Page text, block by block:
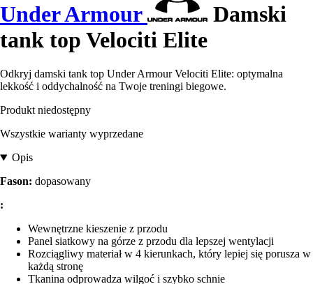
Under Armour
Damski
tank top Velociti Elite
Odkryj damski tank top Under Armour Velociti Elite: optymalna
lekkość i oddychalność na Twoje treningi biegowe.
Produkt niedostępny
Wszystkie warianty wyprzedane
Opis
Fason: dopasowany
:
Wewnętrzne kieszenie z przodu
Panel siatkowy na górze z przodu dla lepszej wentylacji
Rozciągliwy materiał w 4 kierunkach, który lepiej się porusza w
każdą stronę
Tkanina odprowadza wilgoć i szybko schnie